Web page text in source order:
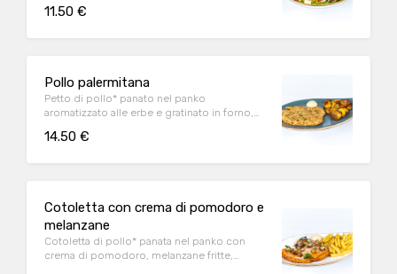
11.50 €
Pollo palermitana
Petto di pollo* panato nel panko
aromatizzato alle erbe e gratinato in forno,
14.50 €
Cotoletta con crema di pomodoro e
melanzane
Cotoletta di pollo* panata nel panko con
crema di pomodoro, melanzane fritte,